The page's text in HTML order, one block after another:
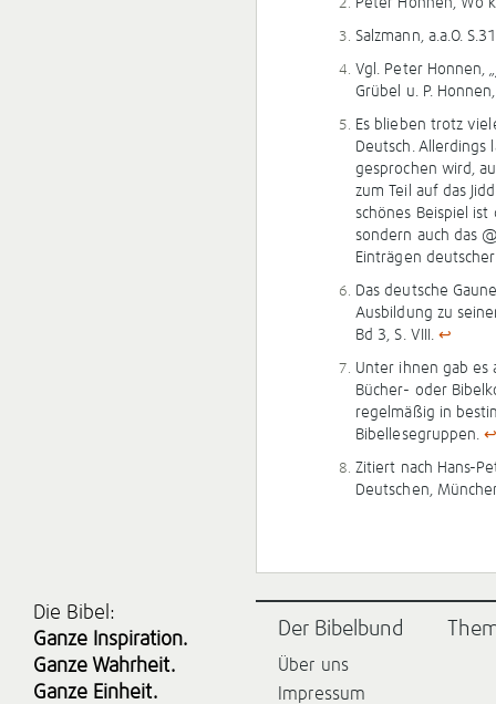
Peter Honnen, Wo
Salzmann, a.a.O.
Vgl. Peter Honnen,
Grübel u. P.
Es blieben trotz
Deutsch. Allerdings
gesprochen wird,
zum Teil auf das
schönes Beispiel ist
sondern auch das
Einträgen
Das deutsche
Ausbildung zu
Bd 3, S. VIII.↩
Unter ihnen gab es
Bücher- oder
regelmäßig in
Bibellesegruppen.
Zitiert nach Hans-
Deutschen,
Die Bibel:
Ganze Inspiration.
Ganze Wahrheit.
Ganze Einheit.
Der Bibelbund
Über uns
Impressum